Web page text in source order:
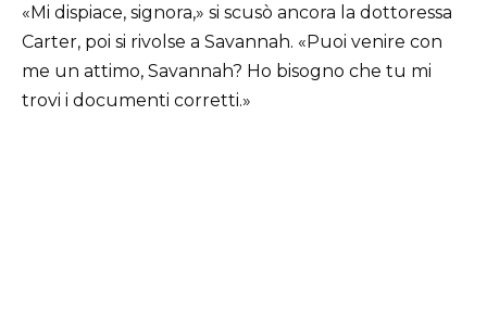
«Mi dispiace, signora,» si scusò ancora la dottoressa
Carter, poi si rivolse a Savannah. «Puoi venire con
me un attimo, Savannah? Ho bisogno che tu mi
trovi i documenti corretti.»